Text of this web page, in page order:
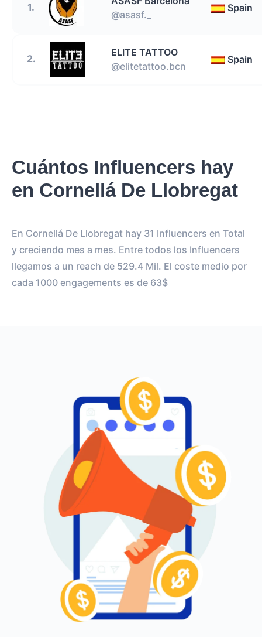
1.
@asasf._
Spain
2.
ELITE TATTOO
@elitetattoo.bcn
Spain
Cuántos Influencers hay
en Cornellá De Llobregat
En Cornellá De Llobregat hay 31 Influencers en Total
y creciendo mes a mes. Entre todos los Influencers
llegamos a un reach de 529.4 Mil. El coste medio por
cada 1000 engagements es de 63$